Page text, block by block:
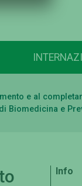
e al
e
Info